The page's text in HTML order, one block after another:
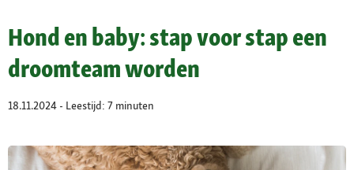
Hond en baby: stap voor stap een
droomteam worden
18.11.2024 - Leestijd: 7 minuten